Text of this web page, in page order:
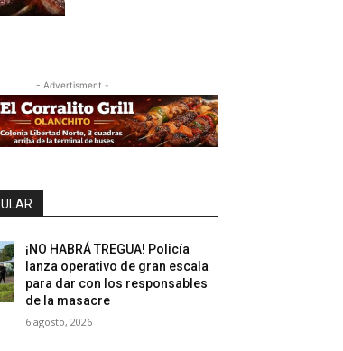
- Advertisment -
¡NO HABRÁ TREGUA! Policía
lanza operativo de gran escala
para dar con los responsables
de la masacre
6 agosto, 2026